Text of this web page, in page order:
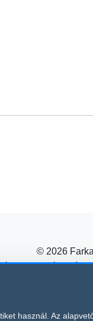
© 2026
v3 védelme alatt áll,
használ. Az